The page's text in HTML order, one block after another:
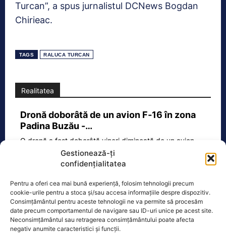
Gestionează-ți
confidențialitatea
Pentru a oferi cea mai bună experiență, folosim tehnologii precum
cookie-urile pentru a stoca și/sau accesa informațiile despre dispozitiv.
Consimțământul pentru aceste tehnologii ne va permite să procesăm
date precum comportamentul de navigare sau ID-uri unice pe acest site.
Neconsimțământul sau retragerea consimțământului poate afecta
negativ anumite caracteristici și funcții.
Turcan”, a spus jurnalistul DCNews Bogdan
Chirieac.
TAGS RALUCA TURCAN
Realitatea
Dronă doborâtă de un avion F‑16 în zona
Padina Buzău -…
O dronă a fost doborâtă vineri dimineață de un avion
F‑16 al Forțelor Aeriene Române, în zona Padina, în
Ecopolitic
Răzvan Savaliuc: „România mai are